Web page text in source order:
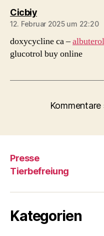
Cicbiysagt:
12. Februar 2025 um 22:20
doxycycline ca –
glucotrol buy online
Presse
Tierbefreiung
Kategorien